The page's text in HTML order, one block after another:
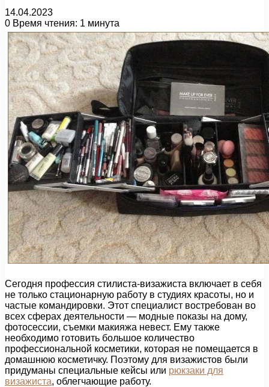
14.04.2023
0 Время чтения: 1 минута
Сегодня профессия стилиста-визажиста включает в себя
не только стационарную работу в студиях красоты, но и
частые командировки. Этот специалист востребован во
всех сферах деятельности — модные показы на дому,
фотосессии, съемки макияжа невест. Ему также
необходимо готовить большое количество
профессиональной косметики, которая не помещается в
домашнюю косметичку. Поэтому для визажистов были
придуманы специальные кейсы или рюкзаки для
визажиста, облегчающие работу.